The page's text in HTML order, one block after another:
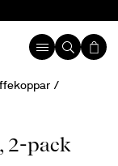
2-pack